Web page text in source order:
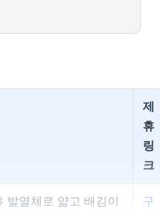
제
휴
링
크
발열체로 얇고 배김이
구